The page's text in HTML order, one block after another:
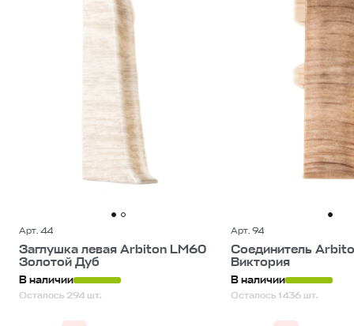
Арт. 44
Заглушка левая Arbiton LM60
Золотой Дуб
В наличии
Осталось 294 шт.
Арт. 94
Соединитель
Виктория
В наличии
Осталось 1436 шт.